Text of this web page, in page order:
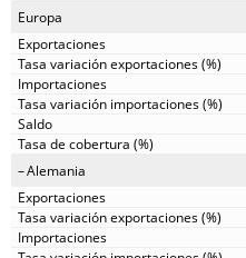
Europa
Alemania